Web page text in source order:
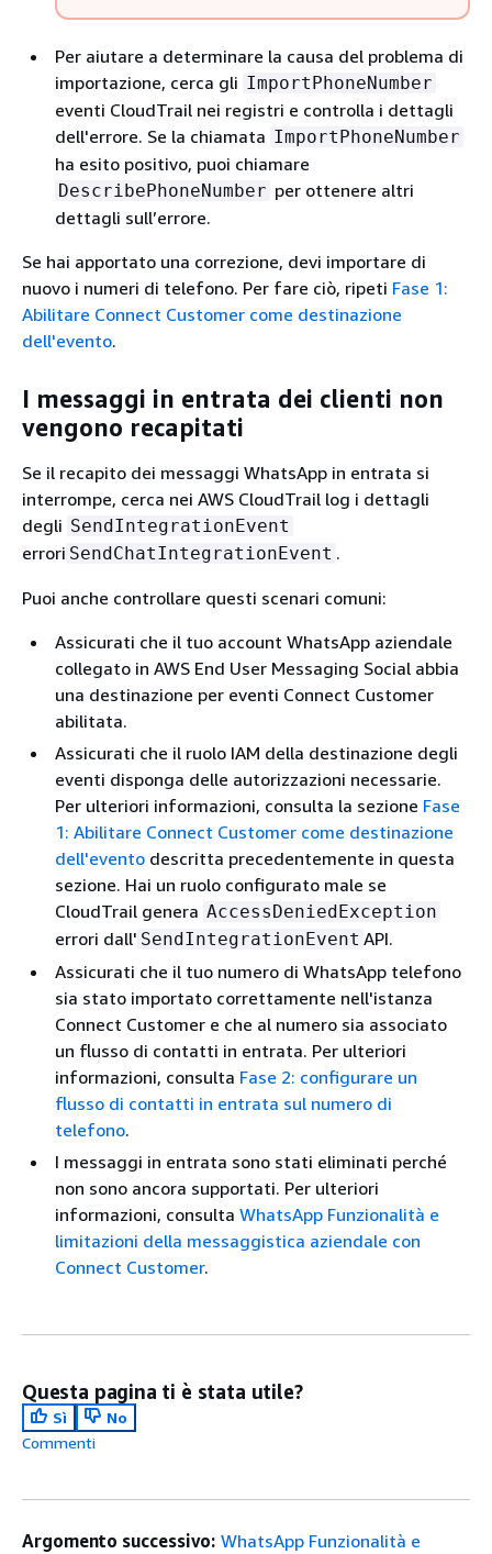
Per aiutare a determinare la causa del problema di
importazione, cerca gli ImportPhoneNumber
eventi CloudTrail nei registri e controlla i dettagli
dell'errore. Se la chiamata ImportPhoneNumber
ha esito positivo, puoi chiamare
DescribePhoneNumber per ottenere altri
dettagli sull’errore.
Se hai apportato una correzione, devi importare di
nuovo i numeri di telefono. Per fare ciò, ripeti Fase 1:
Abilitare Connect Customer come destinazione
dell'evento.
I messaggi in entrata dei clienti non
vengono recapitati
Se il recapito dei messaggi WhatsApp in entrata si
interrompe, cerca nei AWS CloudTrail log i dettagli
degli SendIntegrationEvent
errori SendChatIntegrationEvent .
Puoi anche controllare questi scenari comuni:
Assicurati che il tuo account WhatsApp aziendale
collegato in AWS End User Messaging Social abbia
una destinazione per eventi Connect Customer
abilitata.
Assicurati che il ruolo IAM della destinazione degli
eventi disponga delle autorizzazioni necessarie.
Per ulteriori informazioni, consulta la sezione Fase
1: Abilitare Connect Customer come destinazione
dell'evento descritta precedentemente in questa
sezione. Hai un ruolo configurato male se
CloudTrail genera AccessDeniedException
errori dall' SendIntegrationEvent API.
Assicurati che il tuo numero di WhatsApp telefono
sia stato importato correttamente nell'istanza
Connect Customer e che al numero sia associato
un flusso di contatti in entrata. Per ulteriori
informazioni, consulta Fase 2: configurare un
flusso di contatti in entrata sul numero di
telefono.
I messaggi in entrata sono stati eliminati perché
non sono ancora supportati. Per ulteriori
informazioni, consulta WhatsApp Funzionalità e
limitazioni della messaggistica aziendale con
Connect Customer.
Questa pagina ti è stata utile?
Sì
No
Commenti
Argomento successivo: WhatsApp Funzionalità e